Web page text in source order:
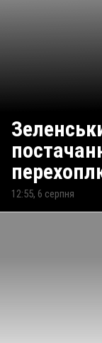
12:55, 6 серпня